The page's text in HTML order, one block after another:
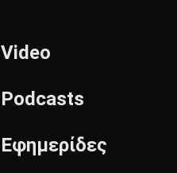
Video
Podcasts
Εφημερίδες